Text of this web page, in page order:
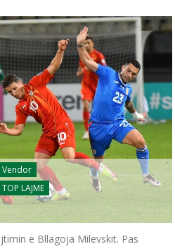
Vendor
TOP LAJME
e Bllagoja Milevskit. Pas